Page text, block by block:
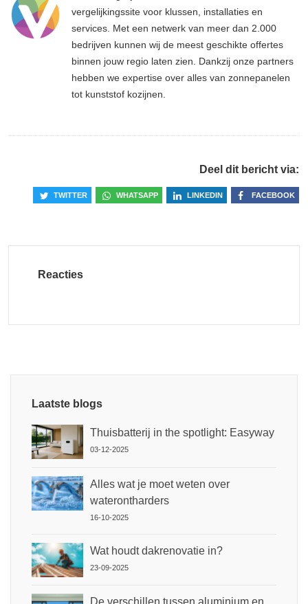
vergelijkingssite voor klussen, installaties en
services. Met een netwerk van meer dan 2.000
bedrijven kunnen wij de meest geschikte offertes
binnen jouw regio laten zien. Dankzij onze partners
hebben we expertise over alles van zonnepanelen
tot kunststof kozijnen.
Deel dit bericht via:
FACEBOOK
LINKEDIN
WHATSAPP
TWITTER
Reacties
Laatste blogs
Thuisbatterij in the spotlight: Easyway
03-12-2025
Alles wat je moet weten over
waterontharders
16-10-2025
Wat houdt dakrenovatie in?
23-09-2025